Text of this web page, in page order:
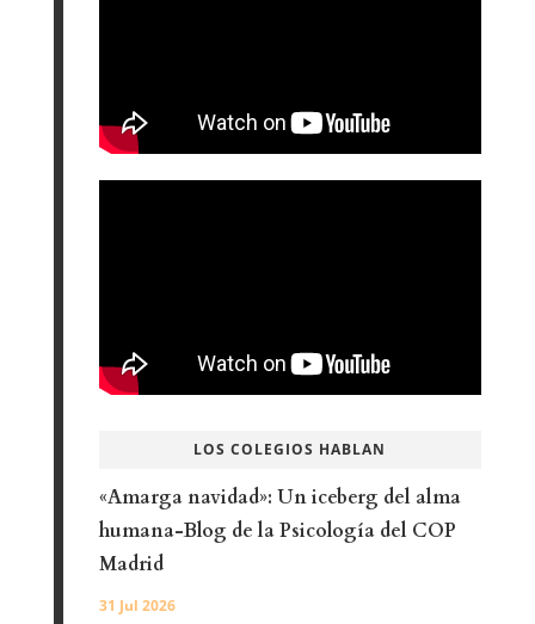
LOS COLEGIOS HABLAN
«Amarga navidad»: Un iceberg del alma
humana-Blog de la Psicología del COP
Madrid
31 Jul 2026